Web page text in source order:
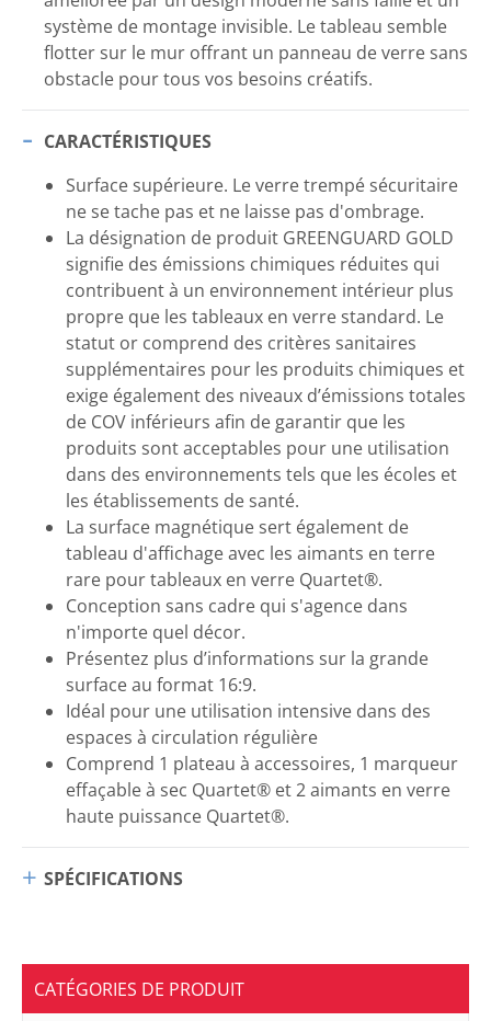
système de montage invisible. Le tableau semble
flotter sur le mur offrant un panneau de verre sans
obstacle pour tous vos besoins créatifs.
CARACTÉRISTIQUES
Surface supérieure. Le verre trempé sécuritaire
ne se tache pas et ne laisse pas d'ombrage.
La désignation de produit GREENGUARD GOLD
signifie des émissions chimiques réduites qui
contribuent à un environnement intérieur plus
propre que les tableaux en verre standard. Le
statut or comprend des critères sanitaires
supplémentaires pour les produits chimiques et
exige également des niveaux d’émissions totales
de COV inférieurs afin de garantir que les
produits sont acceptables pour une utilisation
dans des environnements tels que les écoles et
les établissements de santé.
La surface magnétique sert également de
tableau d'affichage avec les aimants en terre
rare pour tableaux en verre Quartet®.
Conception sans cadre qui s'agence dans
n'importe quel décor.
Présentez plus d’informations sur la grande
surface au format 16:9.
Idéal pour une utilisation intensive dans des
espaces à circulation régulière
Comprend 1 plateau à accessoires, 1 marqueur
effaçable à sec Quartet® et 2 aimants en verre
haute puissance Quartet®.
SPÉCIFICATIONS
CATÉGORIES DE PRODUIT